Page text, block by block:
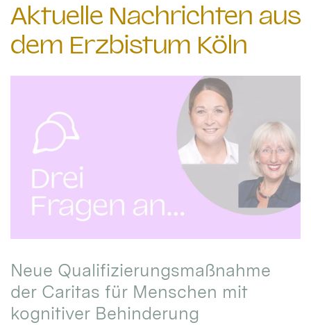
Aktuelle Nachrichten aus
dem Erzbistum Köln
Neue Qualifizierungsmaßnahme
der Caritas für Menschen mit
kognitiver Behinderung